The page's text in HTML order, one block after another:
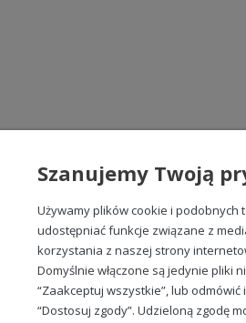
Szanujemy Twoją
Używamy plików cookie i
udostępniać funkcje związane z
korzystania z naszej strony
Domyślnie włączone są jedynie pliki
“Zaakceptuj wszystkie”, lub
“Dostosuj zgody”. Udzieloną zgodę